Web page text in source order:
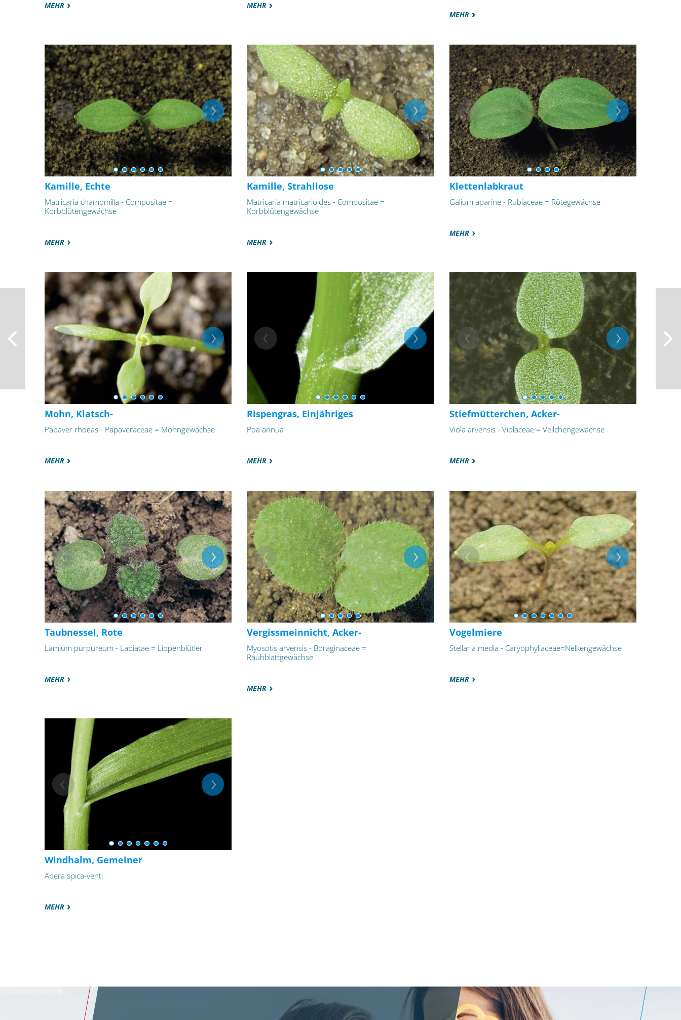
MEHR MEHR
MEHR
Kamille, Echte
Matricaria chamomilla - Compositae =
Korbblütengewächse
MEHR
Kamille, Strahllose
Matricaria matricarioides - Compositae =
Korbblütengewächse
MEHR
Klettenlabkraut
Galium aparine - Rubiaceae = Rötegewächse
MEHR
Mohn, Klatsch-
Papaver rhoeas - Papaveraceae = Mohngewächse
MEHR
Rispengras, Einjähriges
Poa annua
MEHR
Stiefmütterchen, Acker-
Viola arvensis - Violaceae = Veilchengewächse
MEHR
Taubnessel, Rote
Lamium purpureum - Labiatae = Lippenblütler
MEHR
Vergissmeinnicht, Acker-
Myosotis arvensis - Boraginaceae =
Rauhblattgewächse
MEHR
Vogelmiere
Stellaria media - Caryophyllaceae=Nelkengewächse
MEHR
Windhalm, Gemeiner
Apera spica-venti
MEHR